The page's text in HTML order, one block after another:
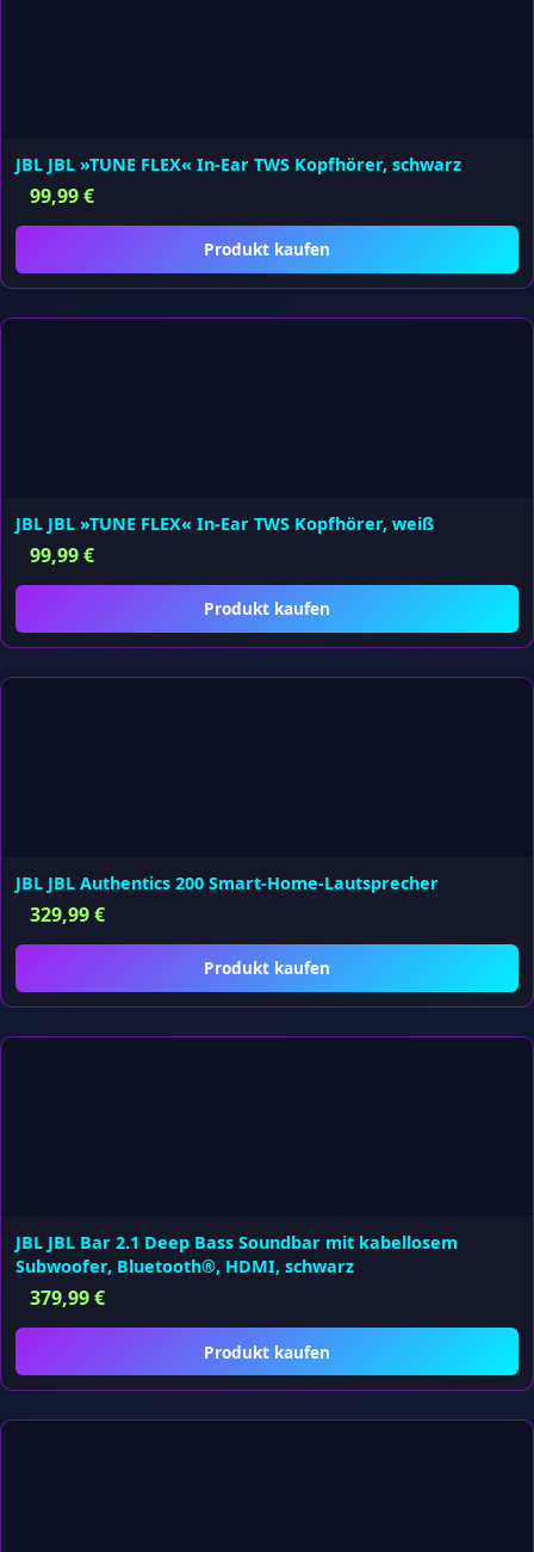
JBL JBL »TUNE FLEX« In-Ear TWS Kopfhörer, schwarz
99,99€
Produkt kaufen
JBL JBL »TUNE FLEX« In-Ear TWS Kopfhörer, weiß
99,99€
Produkt kaufen
JBL JBL Authentics 200 Smart-Home-Lautsprecher
329,99€
Produkt kaufen
JBL JBL Bar 2.1 Deep Bass Soundbar mit kabellosem
Subwoofer, Bluetooth®, HDMI, schwarz
379,99€
Produkt kaufen